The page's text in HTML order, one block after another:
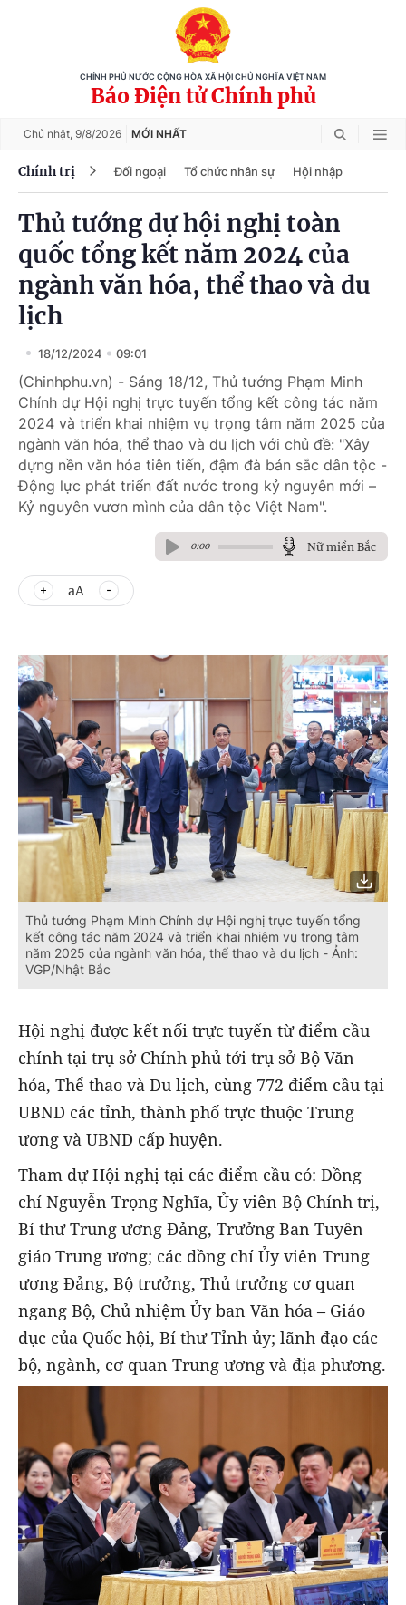
CHÍNH PHỦ NƯỚC CỘNG HÒA XÃ HỘI CHỦ NGHĨA VIỆT NAM
Báo Điện tử Chính phủ
Chủ nhật, 9/8/2026 MỚI NHẤT
Chính trị Đối ngoại Tổ chức nhân sự Hội nhập
Thủ tướng dự hội nghị toàn
quốc tổng kết năm 2024 của
ngành văn hóa, thể thao và du
lịch
18/12/2024 09:01
(Chinhphu.vn) - Sáng 18/12, Thủ tướng Phạm Minh
Chính dự Hội nghị trực tuyến tổng kết công tác năm
2024 và triển khai nhiệm vụ trọng tâm năm 2025 của
ngành văn hóa, thể thao và du lịch với chủ đề: "Xây
dựng nền văn hóa tiên tiến, đậm đà bản sắc dân tộc -
Động lực phát triển đất nước trong kỷ nguyên mới –
Kỷ nguyên vươn mình của dân tộc Việt Nam".
0:00 Nữ miền Bắc
aA
Thủ tướng Phạm Minh Chính dự Hội nghị trực tuyến tổng
kết công tác năm 2024 và triển khai nhiệm vụ trọng tâm
năm 2025 của ngành văn hóa, thể thao và du lịch - Ảnh:
VGP/Nhật Bắc
Hội nghị được kết nối trực tuyến từ điểm cầu
chính tại trụ sở Chính phủ tới trụ sở Bộ Văn
hóa, Thể thao và Du lịch, cùng 772 điểm cầu tại
UBND các tỉnh, thành phố trực thuộc Trung
ương và UBND cấp huyện.
Tham dự Hội nghị tại các điểm cầu có: Đồng
chí Nguyễn Trọng Nghĩa, Ủy viên Bộ Chính trị,
Bí thư Trung ương Đảng, Trưởng Ban Tuyên
giáo Trung ương; các đồng chí Ủy viên Trung
ương Đảng, Bộ trưởng, Thủ trưởng cơ quan
ngang Bộ, Chủ nhiệm Ủy ban Văn hóa – Giáo
dục của Quốc hội, Bí thư Tỉnh ủy; lãnh đạo các
bộ, ngành, cơ quan Trung ương và địa phương.